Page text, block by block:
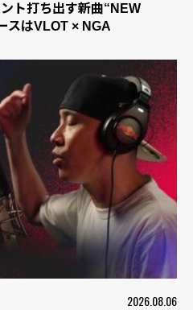
ト打ち出す新曲“NEW
はVLOT × NGA
2026.08.06